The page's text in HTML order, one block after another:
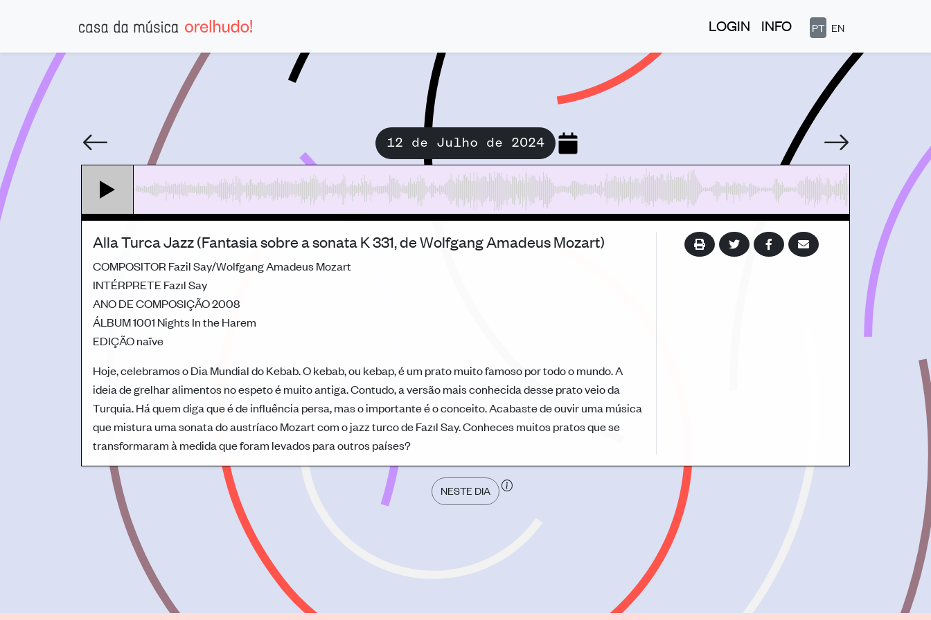
LOGIN INFO PT EN
12 de Julho de 2024
Alla Turca Jazz (Fantasia sobre a sonata K 331, de Wolfgang Amadeus Mozart)
COMPOSITOR Fazil Say/Wolfgang Amadeus Mozart
INTÉRPRETE Fazıl Say
ANO DE COMPOSIÇÃO2008
ÁLBUM1001 Nights In the Harem
EDIÇÃOnaïve
Hoje, celebramos o Dia Mundial do Kebab. O kebab, ou kebap, é um prato muito famoso por todo o mundo. A
ideia de grelhar alimentos no espeto é muito antiga. Contudo, a versão mais conhecida desse prato veio da
Turquia. Há quem diga que é de influência persa, mas o importante é o conceito. Acabaste de ouvir uma música
que mistura uma sonata do austríaco Mozart com o jazz turco de Fazıl Say. Conheces muitos pratos que se
transformaram à medida que foram levados para outros países?
NESTE DIA